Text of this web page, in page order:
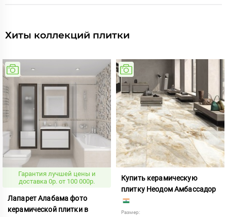
Хиты коллекций плитки
Гарантия лучшей цены и
доставка 0р. от 100 000р.
Лапарет Алабама фото
керамической плитки в
Купить керамическую
плитку Неодом Амбассадор
Размер: